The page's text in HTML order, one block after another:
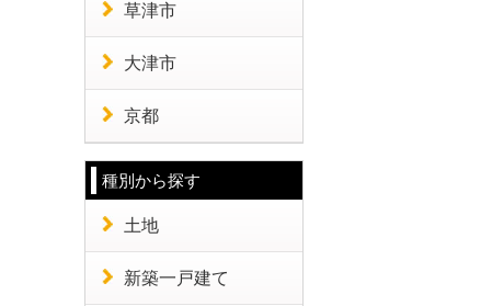
草津市
大津市
京都
種別から探す
土地
新築一戸建て